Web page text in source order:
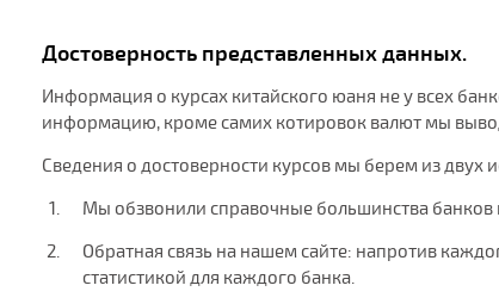
Достоверность представленных данных.
Информация о курсах китайского юаня не у всех
информацию, кроме самих котировок валют мы
Сведения о достоверности курсов мы берем из двух
Мы обзвонили справочные большинства
Обратная связь на нашем сайте: напротив
статистикой для каждого банка.